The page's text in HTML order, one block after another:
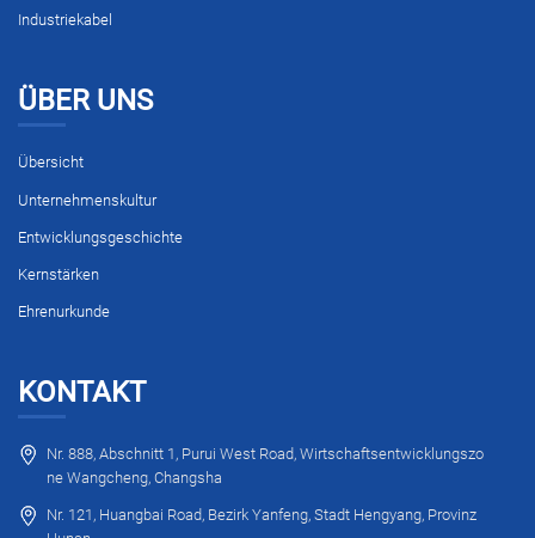
Industriekabel
ÜBER UNS
Übersicht
Unternehmenskultur
Entwicklungsgeschichte
Kernstärken
Ehrenurkunde
KONTAKT
Nr. 888, Abschnitt 1, Purui West Road, Wirtschaftsentwicklungszo
ne Wangcheng, Changsha
Nr. 121, Huangbai Road, Bezirk Yanfeng, Stadt Hengyang, Provinz